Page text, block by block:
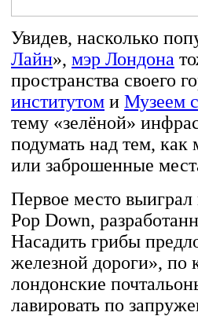
Увидев, насколько
Лайн», мэр Лондона
пространства своего
институтом и Музеем
тему «зелёной»
подумать над тем,
или заброшенные
Первое место
Pop Down,
Насадить грибы
железной дороги», по
лондонские
лавировать по